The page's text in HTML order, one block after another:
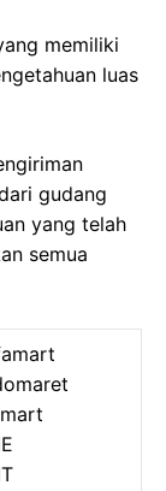
memiliki
luas
gudang
yang telah
semua